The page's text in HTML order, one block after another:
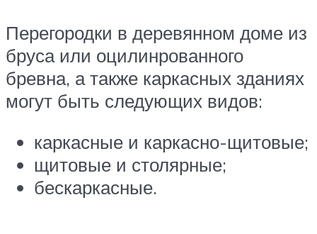
Перегородки в деревянном доме из
бруса или оцилинрованного
бревна, а также каркасных зданиях
могут быть следующих видов:
каркасные и каркасно-щитовые;
щитовые и столярные;
бескаркасные.